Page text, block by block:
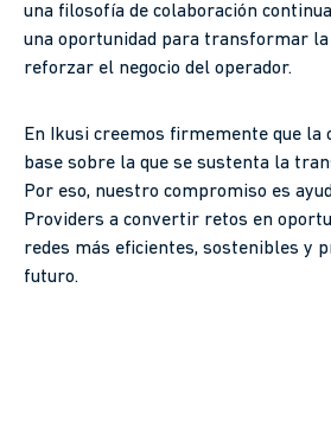
una filosofía de colaboración
una oportunidad para transformar la
reforzar el negocio del operador.
En Ikusi creemos firmemente que la
base sobre la que se sustenta la
Por eso, nuestro compromiso es
Providers a convertir retos en
redes más eficientes, sostenibles y
futuro.